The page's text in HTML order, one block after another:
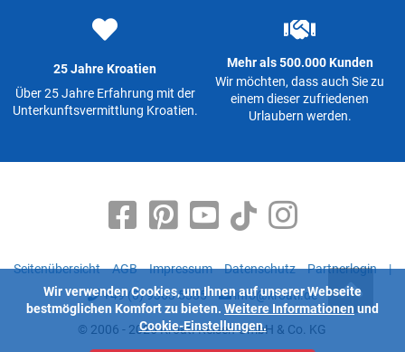
25 Jahre Kroatien
Über 25 Jahre Erfahrung mit der
Unterkunftsvermittlung Kroatien.
Mehr als 500.000 Kunden
Wir möchten, dass auch Sie zu
einem dieser zufriedenen
Urlaubern werden.
Seitenübersicht AGB Impressum Datenschutz Partnerlogin
|
+49 (0) 9363 5335
info@kroati.de
© 2006 - 2026 Kroati-Reisen GmbH & Co. KG
Wir verwenden Cookies, um Ihnen auf unserer Webseite
bestmöglichen Komfort zu bieten. Weitere Informationen und
Cookie-Einstellungen.